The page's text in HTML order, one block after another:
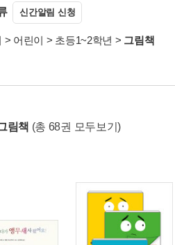
신간알림 신청
> 어린이 > 초등1~2학년 > 그림책
림책 (총 68권 모두보기)